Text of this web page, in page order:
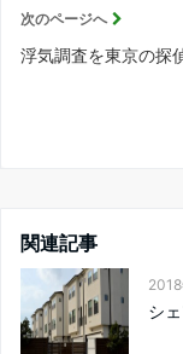
次のページへ
浮気調査を東京の探
関連記事
シ